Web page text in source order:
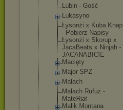
Lubin - Gość
Lukasyno
Łysonżi x Kuba Knap
- Pobierz Napisy
Łysonżi x Skorup x
JacaBeats x Ninjah -
JACANABICIE
Macięty
Major SPZ
Małach
Małach Rufuz -
MateRiał
Malik Montana